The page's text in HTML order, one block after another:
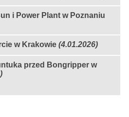
i Power Plant w Poznaniu
w Krakowie (4.01.2026)
przed Bongripper w